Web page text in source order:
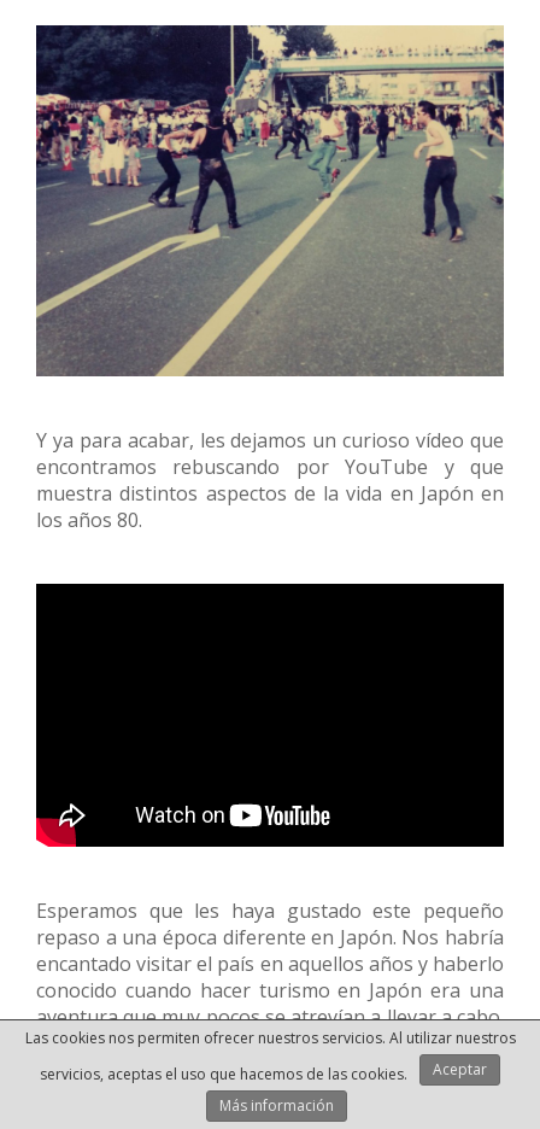
Y ya para acabar, les dejamos un curioso vídeo que
encontramos rebuscando por YouTube y que
muestra distintos aspectos de la vida en Japón en
los años 80.
Esperamos que les haya gustado este pequeño
repaso a una época diferente en Japón. Nos habría
encantado visitar el país en aquellos años y haberlo
conocido cuando hacer turismo en Japón era una
aventura que muy pocos se atrevían a llevar a cabo.
Hoy en día con la cantidad de información que
existe en internet es mucho más fácil descubrir
Japón, pero como siempre decimos, no temas
aventurarte a descubrir parte del misterio de Japón
Las cookies nos permiten ofrecer nuestros servicios. Al utilizar nuestros
servicios, aceptas el uso que hacemos de las cookies.
Aceptar
Más información